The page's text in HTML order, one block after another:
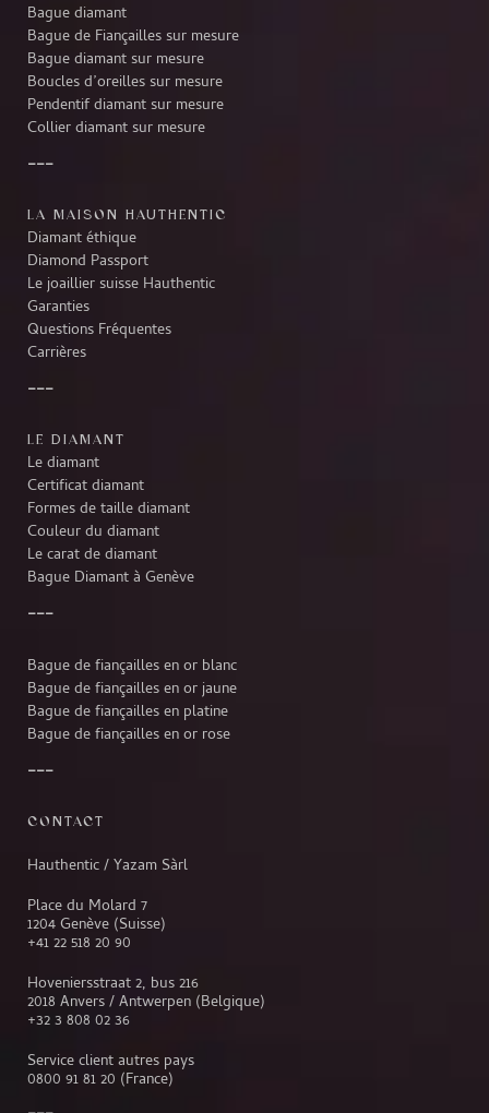
Bague diamant
Bague de Fiançailles sur mesure
Bague diamant sur mesure
Boucles d’oreilles sur mesure
Pendentif diamant sur mesure
Collier diamant sur mesure
LA MAISON HAUTHENTIC
Diamant éthique
Diamond Passport
Le joaillier suisse Hauthentic
Garanties
Questions Fréquentes
Carrières
LE DIAMANT
Le diamant
Certificat diamant
Formes de taille diamant
Couleur du diamant
Le carat de diamant
Bague Diamant à Genève
Bague de fiançailles en or blanc
Bague de fiançailles en or jaune
Bague de fiançailles en platine
Bague de fiançailles en or rose
CONTACT
Hauthentic / Yazam Sàrl
Place du Molard 7
1204 Genève (Suisse)
+41 22 518 20 90
Hoveniersstraat 2, bus 216
2018 Anvers / Antwerpen (Belgique)
+32 3 808 02 36
Service client autres pays
0800 91 81 20 (France)